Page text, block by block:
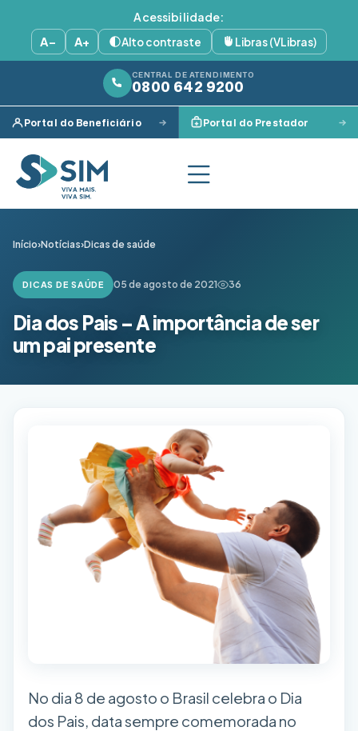
Acessibilidade:
A−
A+ Alto contraste Libras (VLibras)
CENTRAL DE ATENDIMENTO
0800 642 9200
Portal do Beneficiário Portal do Prestador
Início›Notícias›Dicas de saúde
DICAS DE SAÚDE 05 de agosto de 2021 36
Dia dos Pais – A importância de ser
um pai presente
No dia 8 de agosto o Brasil celebra o Dia
dos Pais, data sempre comemorada no